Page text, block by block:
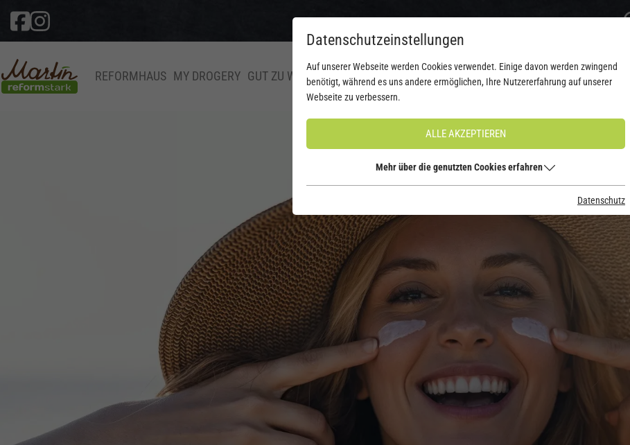
REFORMHAUS MY DROGERY GUT ZU WISSEN ANGEBOTE & AKTIONEN STANDORTE WERT.VOLL MAGAZIN
Datenschutzeinstellungen
Auf unserer Webseite werden Cookies verwendet. Einige davon werden zwingend
benötigt, während es uns andere ermöglichen, Ihre Nutzererfahrung auf unserer
Webseite zu verbessern.
ALLE AKZEPTIEREN
Mehr über die genutzten Cookies erfahren
Datenschutz